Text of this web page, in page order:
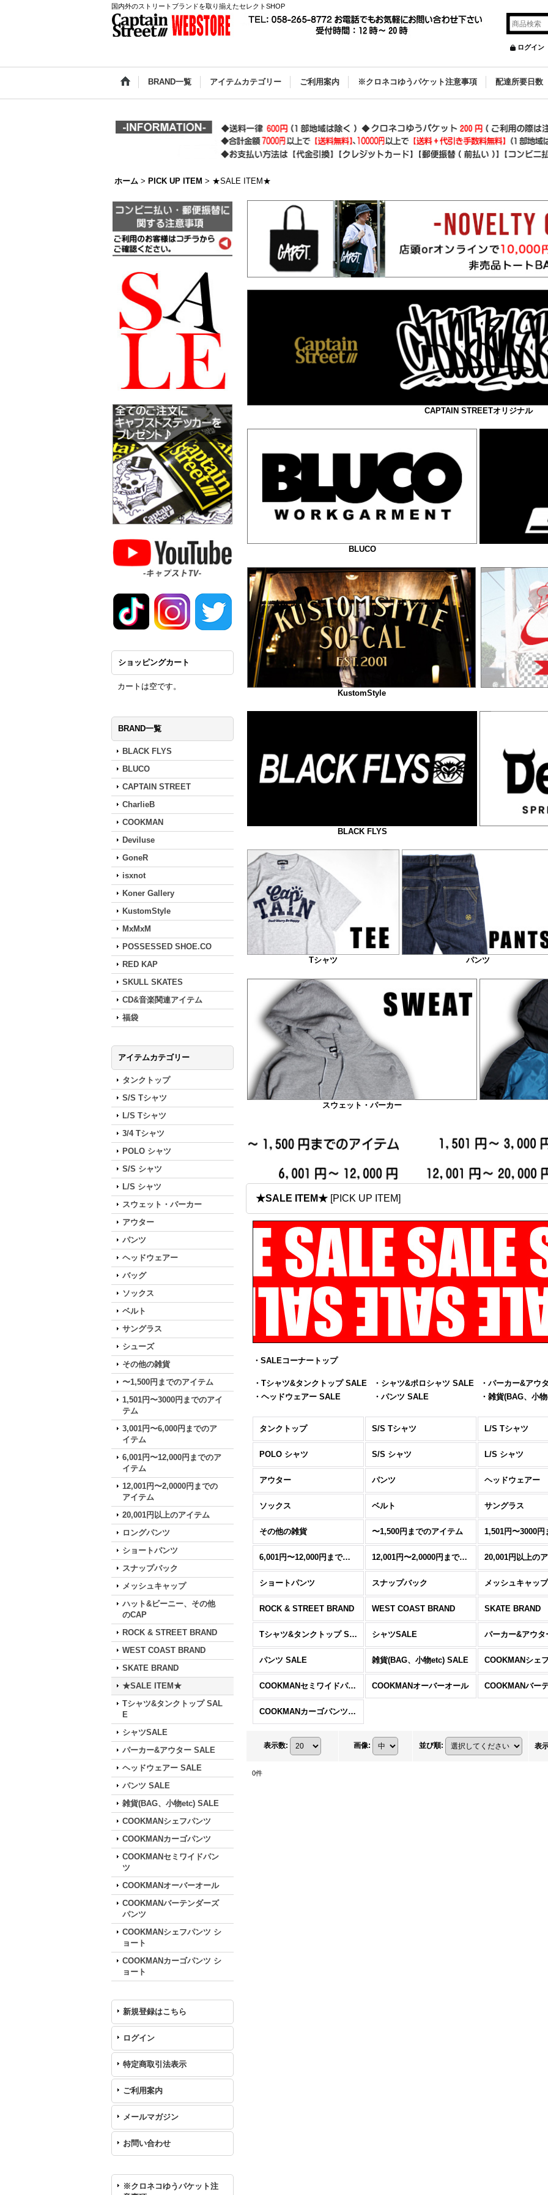
国内外のストリートブランドを取り揃えたセレクトSHOP
ログイン
BRAND一覧 アイテムカテゴリー ご利用案内 ※クロネコゆうパケット注意事項 配達所要日数
ホーム > PICK UP ITEM > ★SALE ITEM★
ショッピングカート
カートは空です。
BRAND一覧
BLACK FLYS
BLUCO
CAPTAIN STREET
CharlieB
COOKMAN
Deviluse
GoneR
isxnot
Koner Gallery
KustomStyle
MxMxM
POSSESSED SHOE.CO
RED KAP
SKULL SKATES
CD&音楽関連アイテム
福袋
アイテムカテゴリー
タンクトップ
S/S Tシャツ
L/S Tシャツ
3/4 Tシャツ
POLO シャツ
S/S シャツ
L/S シャツ
スウェット・パーカー
アウター
パンツ
ヘッドウェアー
バッグ
ソックス
ベルト
サングラス
シューズ
その他の雑貨
〜1,500円までのアイテム
1,501円〜3000円までのアイ
テム
3,001円〜6,000円までのア
イテム
6,001円〜12,000円までのア
イテム
12,001円〜2,0000円までの
アイテム
20,001円以上のアイテム
ロングパンツ
ショートパンツ
スナップバック
メッシュキャップ
ハット&ビーニー、その他
のCAP
ROCK & STREET BRAND
WEST COAST BRAND
SKATE BRAND
★SALE ITEM★
Tシャツ&タンクトップ SAL
E
シャツSALE
パーカー&アウター SALE
ヘッドウェアー SALE
パンツ SALE
雑貨(BAG、小物etc) SALE
COOKMANシェフパンツ
COOKMANカーゴパンツ
COOKMANセミワイドパン
ツ
COOKMANオーバーオール
COOKMANバーテンダーズ
パンツ
COOKMANシェフパンツ シ
ョート
COOKMANカーゴパンツ シ
ョート
新規登録はこちら
ログイン
特定商取引法表示
ご利用案内
メールマガジン
お問い合わせ
※クロネコゆうパケット注
CAPTAIN STREETオリジナル
BLUCO
KustomStyle
BLACK FLYS
Tシャツ パンツ
スウェット・パーカー
★SALE ITEM★ [PICK UP ITEM]
・SALEコーナートップ
・Tシャツ&タンクトップ SALE ・シャツ&ポロシャツ SALE
・パーカー&アウ
・ヘッドウェアー SALE
・パンツ SALE ・雑貨(BAG、小
タンクトップ S/S Tシャツ L/S Tシャツ
POLO シャツ S/S シャツ L/S シャツ
アウター パンツ ヘッドウェアー
ソックス ベルト サングラス
その他の雑貨 〜1,500円までのアイテム
6,001円〜12,000円までのアイテム 12,001円〜2,0000円までのアイテム 20,001円以上の
ショートパンツ スナップバック メッシュキャップ
ROCK & STREET BRAND WEST COAST BRAND SKATE BRAND
Tシャツ&タンクトップ SALE シャツSALE パーカー&アウ
パンツ SALE 雑貨(BAG、小物etc) SALE COOKMANシェ
COOKMANセミワイドパンツ COOKMANオーバーオール
COOKMANカーゴパンツ ショート
表示数: 画像: 並び順: 表
0件